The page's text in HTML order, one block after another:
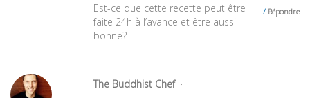
Répondre
Est-ce que cette recette peut être
faite 24h à l’avance et être aussi
bonne?
The Buddhist Chef